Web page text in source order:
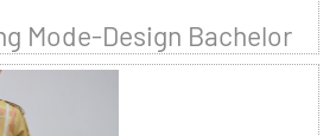
Mode-Design Bachelor